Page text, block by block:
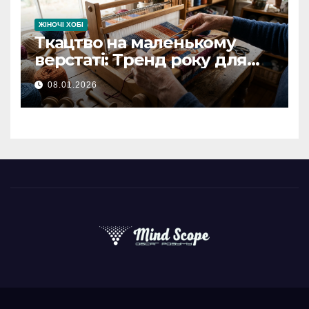
ЖІНОЧІ ХОБІ
Ткацтво на маленькому
верстаті: Тренд року для
творчих людей
08.01.2026